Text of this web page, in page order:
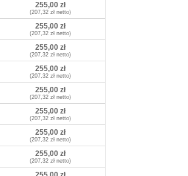
255,00 zł
(207,32 zł netto)
255,00 zł
(207,32 zł netto)
255,00 zł
(207,32 zł netto)
255,00 zł
(207,32 zł netto)
255,00 zł
(207,32 zł netto)
255,00 zł
(207,32 zł netto)
255,00 zł
(207,32 zł netto)
255,00 zł
(207,32 zł netto)